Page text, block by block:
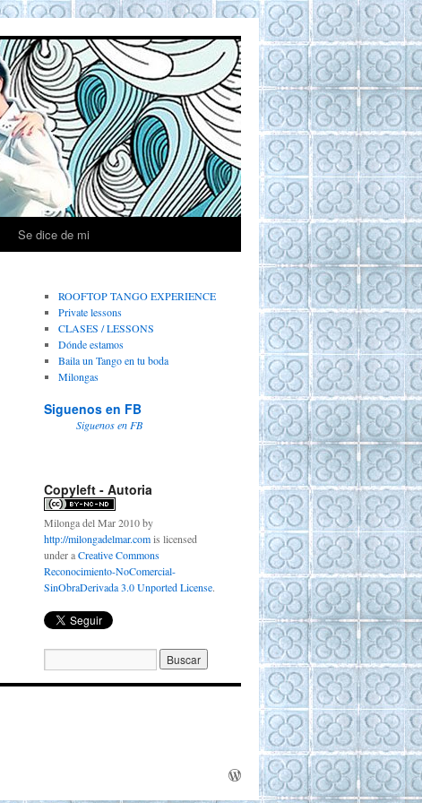
Se dice de mi
ROOFTOP TANGO EXPERIENCE
Private lessons
CLASES / LESSONS
Dónde estamos
Baila un Tango en tu boda
Milongas
Siguenos en FB
Siguenos en FB
Copyleft - Autoria
Milonga del Mar 2010by
http://milongadelmar.comis licensed
under aCreative Commons
Reconocimiento-NoComercial-
SinObraDerivada 3.0 Unported License.